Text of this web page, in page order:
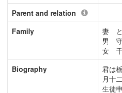
Parent and relation
Family
妻 と
男
女 千
Biography
君は
月十
生徒